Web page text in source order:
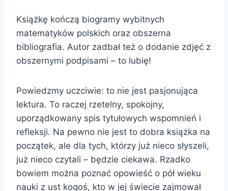
Książkę kończą biogramy wybitnych
matematyków polskich oraz obszerna
bibliografia. Autor zadbał też o dodanie zdjęć z
obszernymi podpisami – to lubię!
Powiedzmy uczciwie: to nie jest pasjonująca
lektura. To raczej rzetelny, spokojny,
uporządkowany spis tytułowych wspomnień i
refleksji. Na pewno nie jest to dobra książka na
początek, ale dla tych, którzy już nieco słyszeli,
już nieco czytali – będzie ciekawa. Rzadko
bowiem można poznać opowieść o pół wieku
nauki z ust kogoś, kto w jej świecie zajmował